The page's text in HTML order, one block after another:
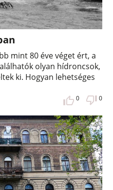
mint 80 éve véget ért, a
olyan hídroncsok,
ki. Hogyan lehetséges
0 0